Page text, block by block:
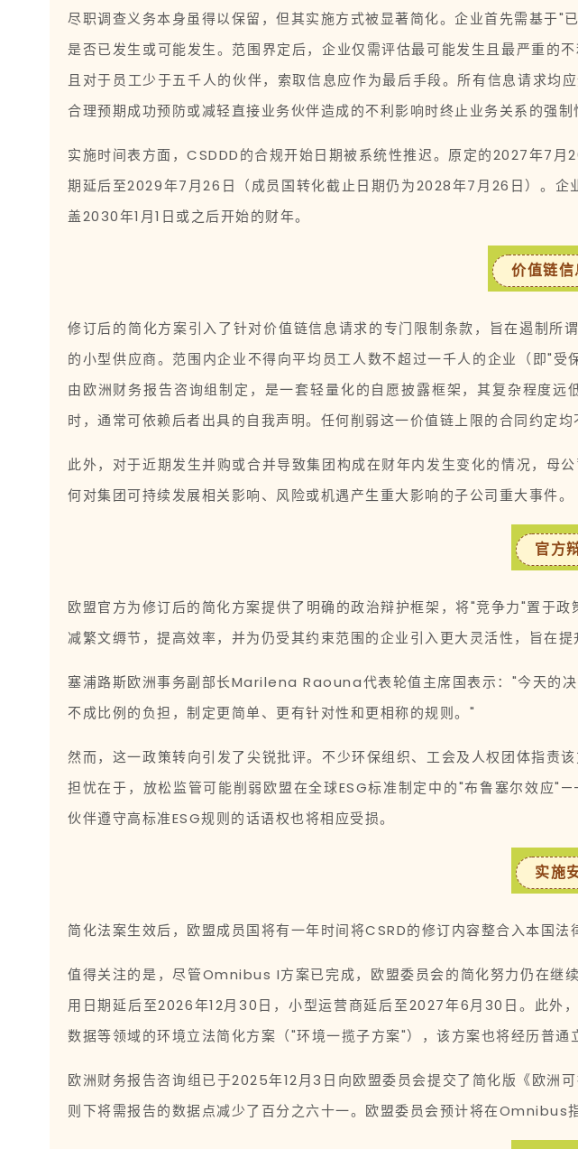
尽职调查义务本身虽得以保留，但其实施方式被显著简化。企业首先需基于
是否已发生或可能发生。范围界定后，企业仅需评估最可能发生且最严重的
且对于员工少于五千人的伙伴，索取信息应作为最后手段。所有信息请求
合理预期成功预防或减轻直接业务伙伴造成的不利影响时终止业务关系的强制
实施时间表方面，CSDDD的合规开始日期被系统性推迟。原定的2027年7
期延后至2029年7月26日（成员国转化截止日期仍为2028年7月26日）。
盖2030年1月1日或之后开始的财年。
价值链
修订后的简化方案引入了针对价值链信息请求的专门限制条款，旨在遏制
的小型供应商。范围内企业不得向平均员工人数不超过一千人的企业（即"
由欧洲财务报告咨询组制定，是一套轻量化的自愿披露框架，其复杂程度
时，通常可依赖后者出具的自我声明。任何削弱这一价值链上限的合同约定均
此外，对于近期发生并购或合并导致集团构成在财年内发生变化的情况，母
何对集团可持续发展相关影响、风险或机遇产生重大影响的子公司重大事件。
官方
欧盟官方为修订后的简化方案提供了明确的政治辩护框架，将"竞争力"置于
减繁文缛节，提高效率，并为仍受其约束范围的企业引入更大灵活性，旨在
塞浦路斯欧洲事务副部长Marilena Raouna代表轮值主席国表示："今天的
不成比例的负担，制定更简单、更有针对性和更相称的规则。"
然而，这一政策转向引发了尖锐批评。不少环保组织、工会及人权团体指责
担忧在于，放松监管可能削弱欧盟在全球ESG标准制定中的"布鲁塞尔效应
伙伴遵守高标准ESG规则的话语权也将相应受损。
实施
简化法案生效后，欧盟成员国将有一年时间将CSRD的修订内容整合入本国
值得关注的是，尽管Omnibus I方案已完成，欧盟委员会的简化努力仍在继
用日期延后至2026年12月30日，小型运营商延后至2027年6月30日。此外
数据等领域的环境立法简化方案（"环境一揽子方案"），该方案也将经历普通
欧洲财务报告咨询组已于2025年12月3日向欧盟委员会提交了简化版《欧洲
则下将需报告的数据点减少了百分之六十一。欧盟委员会预计将在Omnibus